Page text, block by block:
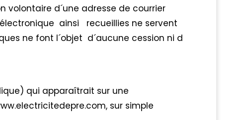
volontaire d´une adresse de courrier
ainsi recueillies ne servent
ne font l´objet d´aucune cession ni d
qui apparaîtrait sur une
sur simple